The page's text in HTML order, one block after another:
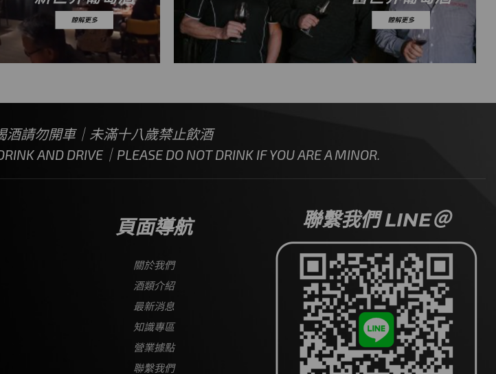
酒請勿開車｜未滿十八歲禁止飲酒
AND DRIVE｜PLEASE DO NOT DRINK IF YOU ARE A MINOR.
頁面導航
關於我們
酒類介紹
最新消息
知識專區
營業據點
聯繫我們
聯繫我們 LINE＠